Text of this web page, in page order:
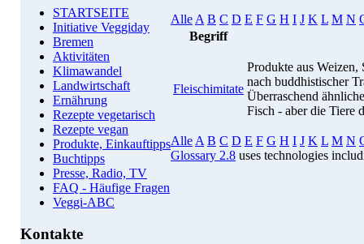
STARTSEITE
Initiative Veggiday
Bremen
Aktivitäten
Klimawandel
Landwirtschaft
Ernährung
Rezepte vegetarisch
Rezepte vegan
Produkte, Einkauftipps
Buchtipps
Presse, Radio, TV
FAQ - Häufige Fragen
Veggi-ABC
Kontakte
Alle A B C D E F G H I J K L M N
Begriff
Fleischimitate
Produkte aus
nach buddhistischer
Überraschend
Fisch - aber die Tiere
Alle A B C D E F G H I J K L M N
Glossary 2.8 uses technologies